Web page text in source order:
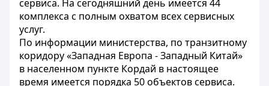
сервиса. На сегодняшний день имеется 44
комплекса с полным охватом всех сервисных
услуг.
По информации министерства, по транзитному
коридору «Западная Европа - Западный Китай»
в населенном пункте Кордай в настоящее
время имеется порядка 50 объектов сервиса.